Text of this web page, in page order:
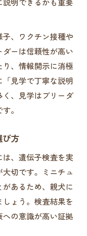
びの新常識
の選び方ポイ
出すブリーダー
ー選びの重要性
格形成に影響す
、ワクチン接種や
ーは信頼性が高い
、情報開示に消極
見学で丁寧な説明
、見学はブリーダ
。
び方
、遺伝子検査を実
切です。ミニチュ
あるため、親犬に
ょう。検査結果を
の意識が高い証拠